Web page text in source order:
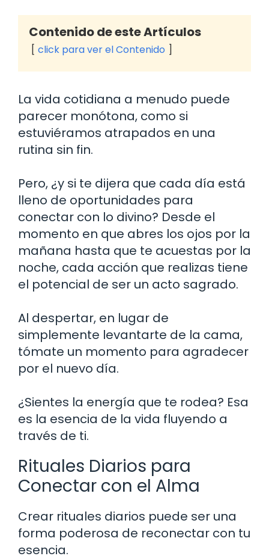
Contenido de este Artículos
click para ver el Contenido
La vida cotidiana a menudo puede
parecer monótona, como si
estuviéramos atrapados en una
rutina sin fin.
Pero, ¿y si te dijera que cada día está
lleno de oportunidades para
conectar con lo divino? Desde el
momento en que abres los ojos por la
mañana hasta que te acuestas por la
noche, cada acción que realizas tiene
el potencial de ser un acto sagrado.
Al despertar, en lugar de
simplemente levantarte de la cama,
tómate un momento para agradecer
por el nuevo día.
¿Sientes la energía que te rodea? Esa
es la esencia de la vida fluyendo a
través de ti.
Rituales Diarios para
Conectar con el Alma
Crear rituales diarios puede ser una
forma poderosa de reconectar con tu
esencia.